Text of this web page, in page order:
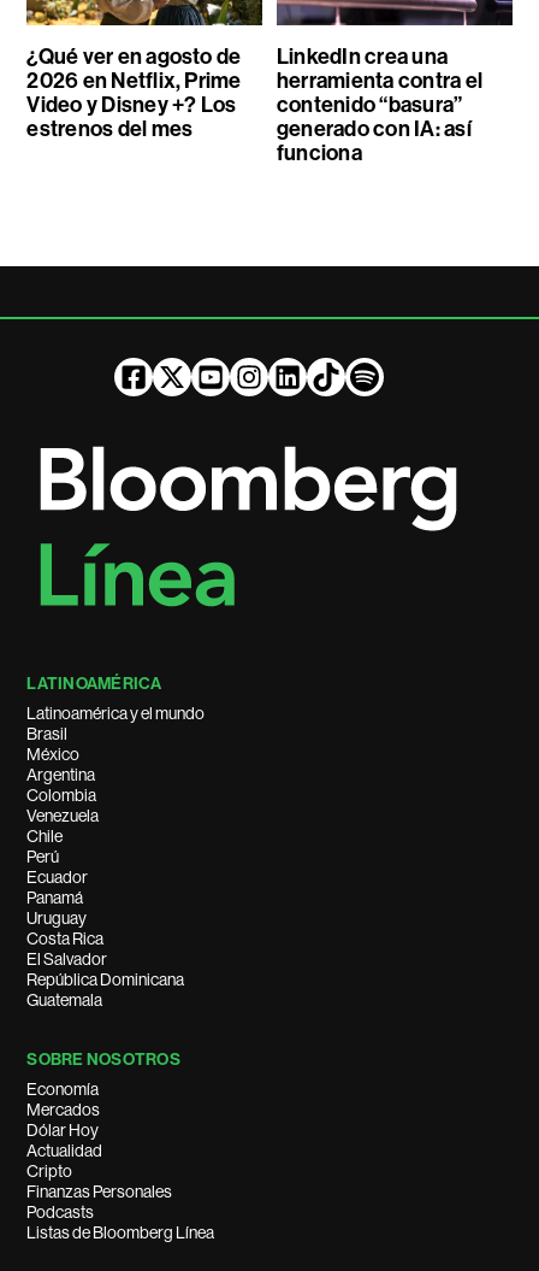
¿Qué ver en agosto de
2026 en Netflix, Prime
Video y Disney +? Los
estrenos del mes
LinkedIn crea una
herramienta contra el
contenido “basura”
generado con IA: así
funciona
LATINOAMÉRICA
Latinoamérica y el mundo
Brasil
México
Argentina
Colombia
Venezuela
Chile
Perú
Ecuador
Panamá
Uruguay
Costa Rica
El Salvador
República Dominicana
Guatemala
SOBRE NOSOTROS
Economía
Mercados
Dólar Hoy
Actualidad
Cripto
Finanzas Personales
Podcasts
Listas de Bloomberg Línea